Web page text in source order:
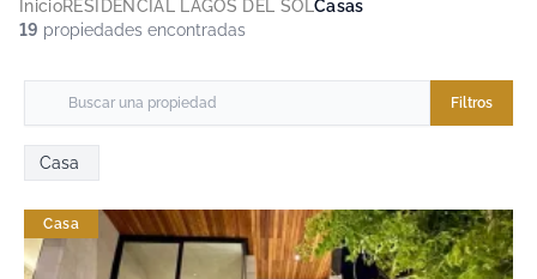
InicioRESIDENCIAL LAGOS DEL SOL Casas
19 propiedades encontradas
Filtros
Casa
Casa